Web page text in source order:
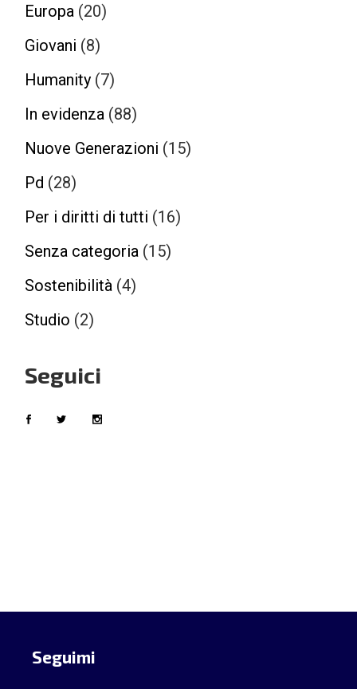
Europa (20)
Giovani (8)
Humanity (7)
In evidenza (88)
Nuove Generazioni (15)
Pd (28)
Per i diritti di tutti (16)
Senza categoria (15)
Sostenibilità (4)
Studio (2)
Seguici
Seguimi